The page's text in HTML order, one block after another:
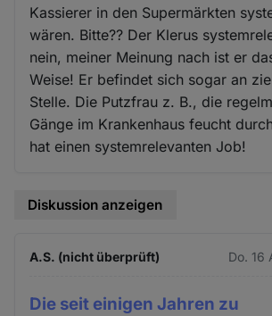
Kassierer in den Supermärkten
wären. Bitte?? Der Klerus
nein, meiner Meinung nach ist er
Weise! Er befindet sich sogar an
Stelle. Die Putzfrau z. B., die
Gänge im Krankenhaus feucht
hat einen systemrelevanten Job!
Diskussion anzeigen
A.S. (nicht überprüft) Do. 16
Die seit einigen Jahren zu